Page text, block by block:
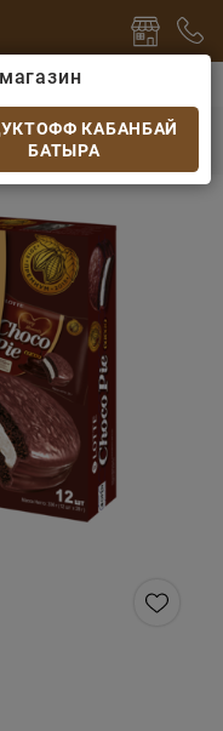
Печенье бисквитное
Pie Какао
КАБАНБАЙ
БАТЫРА